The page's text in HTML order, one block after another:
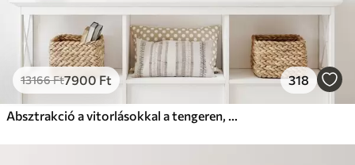
13166Ft7900 Ft 318
Absztrakció a vitorlásokkal a tengeren, akril stílusban, naplemente